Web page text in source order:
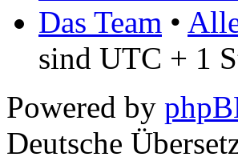
Das Team •
sind UTC + 1
Powered by
Deutsche